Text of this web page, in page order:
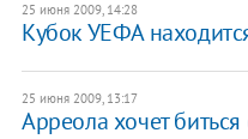
25 июня 2009, 14:28
Кубок УЕФА
25 июня 2009, 13:17
Арреола хочет